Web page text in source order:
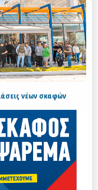
νέων σκαφών